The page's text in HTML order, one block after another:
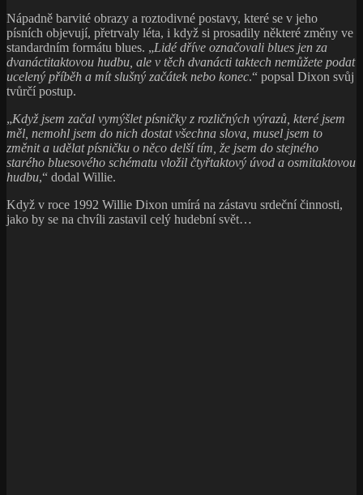
Nápadně barvité obrazy a roztodivné postavy, které se v jeho
písních objevují, přetrvaly léta, i když si prosadily některé změny ve
standardním formátu blues. „Lidé dříve označovali blues jen za
dvanáctitaktovou hudbu, ale v těch dvanácti taktech nemůžete podat
ucelený příběh a mít slušný začátek nebo konec.“ popsal Dixon svůj
tvůrčí postup.
„Když jsem začal vymýšlet písničky z rozličných výrazů, které jsem
měl, nemohl jsem do nich dostat všechna slova, musel jsem to
změnit a udělat písničku o něco delší tím, že jsem do stejného
starého bluesového schématu vložil čtyřtaktový úvod a osmitaktovou
hudbu,“ dodal Willie.
Když v roce 1992 Willie Dixon umírá na zástavu srdeční činnosti,
jako by se na chvíli zastavil celý hudební svět…